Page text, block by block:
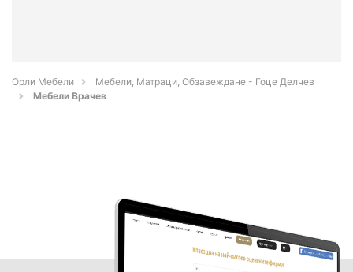
Орли Мебели
Мебели, Матраци, Обзавеждане - Гоце Делчев
Мебели Врачев